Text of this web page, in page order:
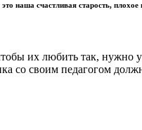
наша счастливая старость,
их любить так, нужно
со своим педагогом